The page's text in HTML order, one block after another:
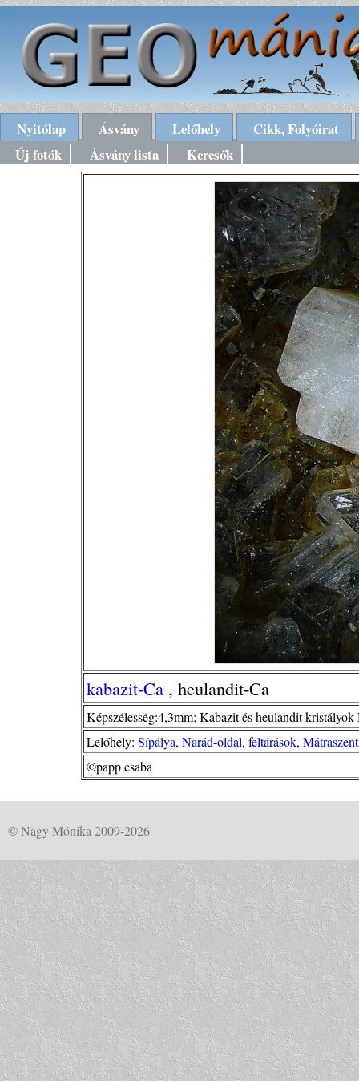
Nyitólap Ásvány Lelőhely
Cikk, Folyóirat
Új fotók
Ásvány lista Keresők
kabazit-Ca , heulandit-Ca
Képszélesség:4,3mm; Kabazit és heulandit
Lelőhely: Sípálya, Narád-oldal, feltárások,
©papp csaba
© Nagy Mónika 2009-2026